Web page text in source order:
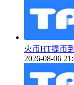
火币HT提币
2026-08-06